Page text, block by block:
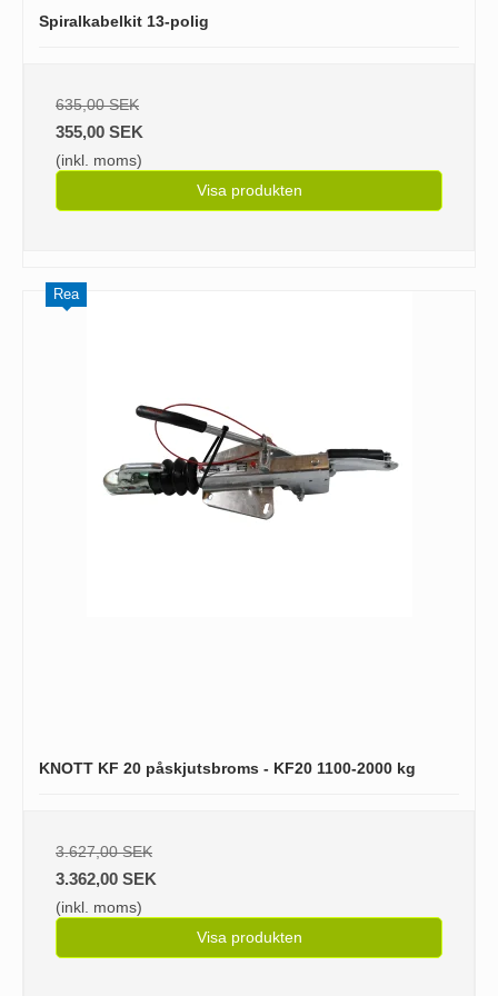
Spiralkabelkit 13-polig
635,00 SEK
355,00 SEK
(inkl. moms)
Visa produkten
Rea
KNOTT KF 20 påskjutsbroms - KF20 1100-2000 kg
3.627,00 SEK
3.362,00 SEK
(inkl. moms)
Visa produkten